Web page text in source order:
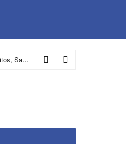
Com 95 leitos, Salvador ganha hospital focado em transição de cuidados